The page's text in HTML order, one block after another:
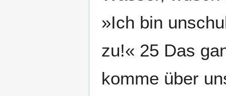
»Ich bin
zu!« 25 Das
komme über